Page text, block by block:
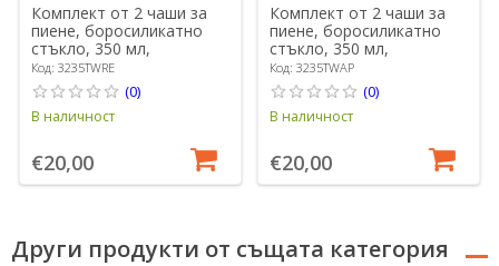
Комплект от 2 чаши за
пиене, боросиликатно
стъкло, 350 мл,
"Twist&Match", Red - Easy
Life
Код: 3235TWRE
(0)
В наличност
€20,00
Комплект от 2 чаши за
пиене, боросиликатно
стъкло, 350 мл,
"Twist&Match", Pink - Easy
Life
Код: 3235TWAP
(0)
В наличност
€20,00
Други продукти от същата категория